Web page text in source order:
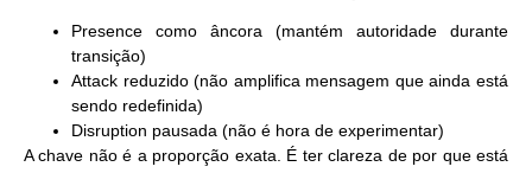
Presence como âncora (mantém autoridade durante
transição)
Attack reduzido (não amplifica mensagem que ainda está
sendo redefinida)
Disruption pausada (não é hora de experimentar)
A chave não é a proporção exata. É ter clareza de por queestá